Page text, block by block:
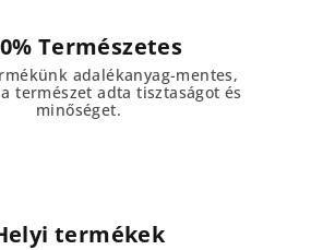
Természetes
adalékanyag-mentes,
természet adta tisztaságot és
minőséget.
termékek